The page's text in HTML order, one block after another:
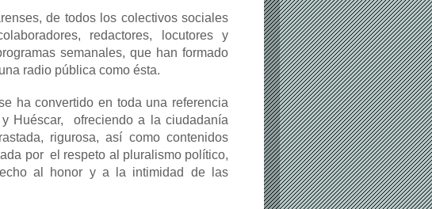
de todos los colectivos sociales
redactores, locutores y
semanales, que han formado
radio pública como ésta.
ha convertido en toda una referencia
Huéscar, ofreciendo a la ciudadanía
rigurosa, así como contenidos
por el respeto al pluralismo político,
al honor y a la intimidad de las